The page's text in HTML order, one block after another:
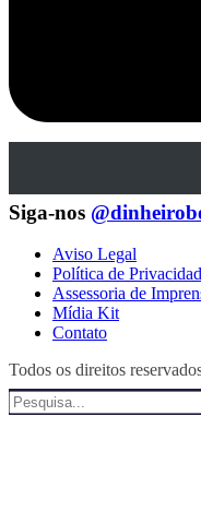
Siga-nos
Aviso Legal
Política de
Assessoria de
Mídia Kit
Contato
Todos os direitos